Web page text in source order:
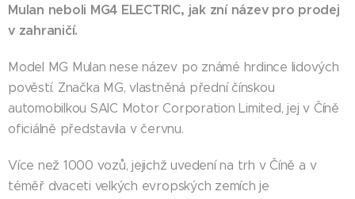
Mulan neboli MG4 ELECTRIC, jak zní název pro prodej
v zahraničí.
Model MG Mulan nese název po známé hrdince lidových
pověstí. Značka MG, vlastněná přední čínskou
automobilkou SAIC Motor Corporation Limited, jej v Číně
oficiálně představila v červnu.
Více než 1000 vozů, jejichž uvedení na trh v Číně a v
téměř dvaceti velkých evropských zemích je